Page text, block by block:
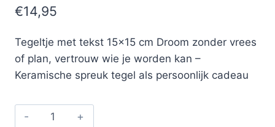
€14,95
Tegeltje met tekst 15×15 cm Droom zonder vrees
of plan, vertrouw wie je worden kan –
Keramische spreuk tegel als persoonlijk cadeau